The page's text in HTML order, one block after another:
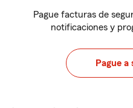
Pague facturas de
notificaciones y
Pague a